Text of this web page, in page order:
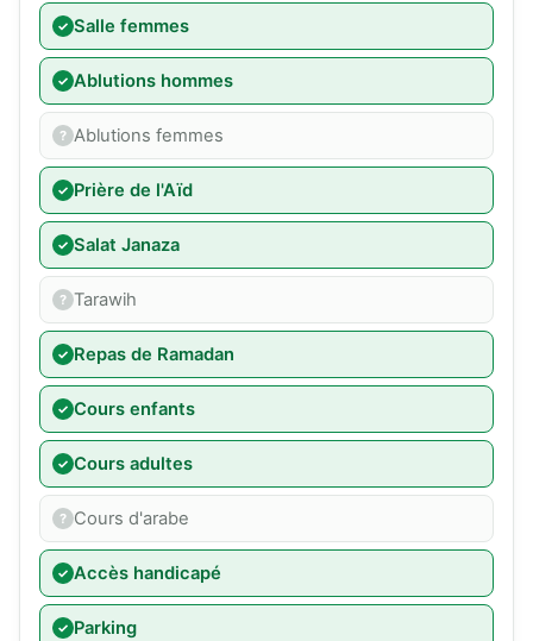
Salle femmes
Ablutions hommes
Ablutions femmes
Prière de l'Aïd
Salat Janaza
Tarawih
Repas de Ramadan
Cours enfants
Cours adultes
Cours d'arabe
Accès handicapé
Parking